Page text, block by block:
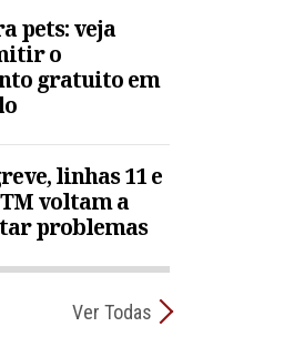
pets: veja
o
gratuito em
linhas 11 e
voltam a
problemas
Ver Todas